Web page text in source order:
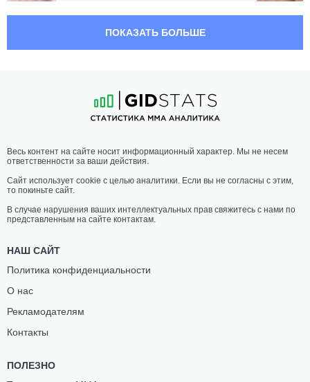
КИШЕВ
19-8- 1
20:25 МСК•
ЛЕГКИЙ ВЕС 70.3 КГ
ФРЕЙТАС
ПОКАЗАТЬ БОЛЬШЕ
Весь контент на сайте носит информационный характер. Мы не несем
ответственности за ваши действия.
Сайт использует cookie с целью аналитики. Если вы не согласны с этим,
то покиньте сайт.
В случае нарушения ваших интеллектуальных прав свяжитесь с нами по
представленным на сайте контактам.
НАШ САЙТ
Политика конфиденциальности
О нас
Рекламодателям
Контакты
ПОЛЕЗНО